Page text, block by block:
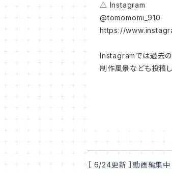
△ Instagram
@tomomomi_910
https://
Instagramでは過去の
制作風景なども投稿
［ 6/24更新 ］動画編集中